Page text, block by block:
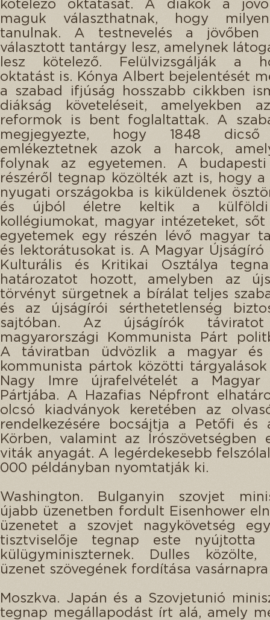
kötelező oktatását. A diákok a
maguk választhatnak, hogy
tanulnak. A testnevelés a jövőben
választott tantárgy lesz, amelynek
lesz kötelező. Felülvizsgálják a
oktatást is. Kónya Albert bejelentését
a szabad ifjúság hosszabb cikkben
diákság követeléseit, amelyekben
reformok is bent foglaltattak. A
megjegyezte, hogy 1848 dicső
emlékeztetnek azok a harcok,
folynak az egyetemen. A
részéről tegnap közölték azt is, hogy a
nyugati országokba is kiküldenek
és újból életre keltik a külföldi
kollégiumokat, magyar intézeteket,
egyetemek egy részén lévő magyar
és lektorátusokat is. A Magyar Újságíró
Kulturális és Kritikai Osztálya
határozatot hozott, amelyben az
törvényt sürgetnek a bírálat teljes
és az újságírói sérthetetlenség
sajtóban. Az újságírók
magyarországi Kommunista Párt
A táviratban üdvözlik a magyar és
kommunista pártok közötti tárgyalások
Nagy Imre újrafelvételét a Magyar
Pártjába. A Hazafias Népfront
olcsó kiadványok keretében az
rendelkezésére bocsájtja a Petőfi és
Körben, valamint az Írószövetségben
viták anyagát. A legérdekesebb
000 példányban nyomtatják ki.
Washington. Bulganyin szovjet
újabb üzenetben fordult Eisenhower
üzenetet a szovjet nagykövetség
tisztviselője tegnap este nyújtotta
külügyminiszternek. Dulles
üzenet szövegének fordítása
Moszkva. Japán és a Szovjetunió
tegnap megállapodást írt alá, amely